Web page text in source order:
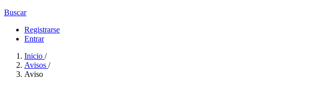
Buscar
Registrarse
Entrar
Inicio /
Avisos /
Aviso